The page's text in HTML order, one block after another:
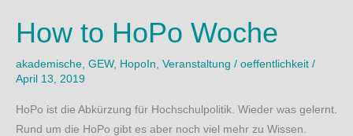
How to HoPo Woche
akademische, GEW, HopoIn, Veranstaltung / oeffentlichkeit /
April 13, 2019
HoPo ist die Abkürzung für Hochschulpolitik. Wieder was gelernt.
Rund um die HoPo gibt es aber noch viel mehr zu Wissen.